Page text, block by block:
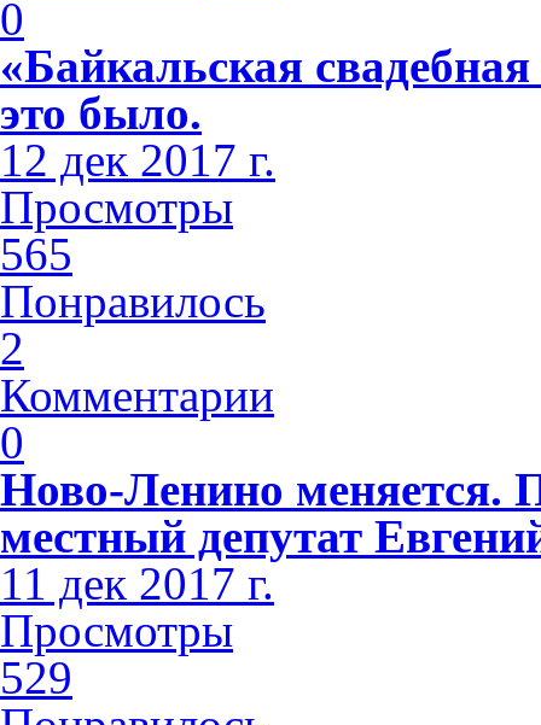
0
«Байкальская
это было.
12 дек 2017 г.
Просмотры
565
Понравилось
2
Комментарии
0
Ново-Ленино меняется.
местный депутат
11 дек 2017 г.
Просмотры
529